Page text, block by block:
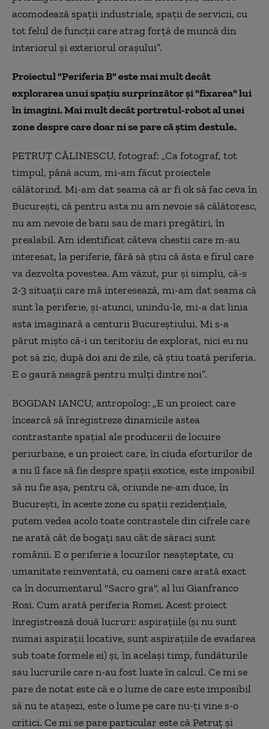
acomodează spații industriale, spații de servicii, cu
tot felul de funcții care atrag forță de muncă din
interiorul și exteriorul orașului”.
Proiectul "Periferia B" este mai mult decât
explorarea unui spațiu surprinzător și "fixarea" lui
în imagini. Mai mult decât portretul-robot al unei
zone despre care doar ni se pare că știm destule.
PETRUȚ CĂLINESCU, fotograf: „Ca fotograf, tot
timpul, până acum, mi-am făcut proiectele
călătorind. Mi-am dat seama că ar fi ok să fac ceva în
București, că pentru asta nu am nevoie să călătoresc,
nu am nevoie de bani sau de mari pregătiri, în
prealabil. Am identificat câteva chestii care m-au
interesat, la periferie, fără să știu că ăsta e firul care
va dezvolta povestea. Am văzut, pur și simplu, că-s
2-3 situații care mă interesează, mi-am dat seama că
sunt la periferie, și-atunci, unindu-le, mi-a dat linia
asta imaginară a centurii Bucureștiului. Mi s-a
părut mișto că-i un teritoriu de explorat, nici eu nu
pot să zic, după doi ani de zile, că știu toată periferia.
E o gaură neagră pentru mulți dintre noi”.
BOGDAN IANCU, antropolog: „E un proiect care
încearcă să înregistreze dinamicile astea
contrastante spațial ale producerii de locuire
periurbane, e un proiect care, în ciuda eforturilor de
a nu îl face să fie despre spații exotice, este imposibil
să nu fie așa, pentru că, oriunde ne-am duce, în
București, în aceste zone cu spații rezidențiale,
putem vedea acolo toate contrastele din cifrele care
ne arată cât de bogați sau cât de săraci sunt
românii. E o periferie a locurilor neașteptate, cu
umanitate reinventată, cu oameni care arată exact
ca în documentarul "Sacro gra", al lui Gianfranco
Rosi. Cum arată periferia Romei. Acest proiect
înregistrează două lucruri: aspirațiile (și nu sunt
numai aspirații locative, sunt aspirațiile de evadarea
sub toate formele ei) și, în același timp, fundăturile
sau lucrurile care n-au fost luate în calcul. Ce mi se
pare de notat este că e o lume de care este imposibil
să nu te atașezi, este o lume pe care nu-ți vine s-o
critici. Ce mi se pare particular este că Petruț și